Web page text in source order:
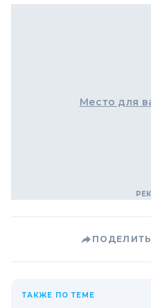
Место для
ТАКЖЕ ПО ТЕМЕ